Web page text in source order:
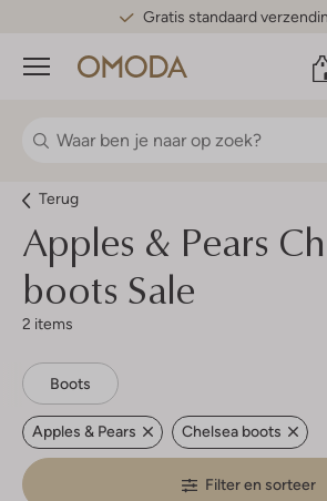
Gratis standaard
Menu
Terug
Apples & Pears
boots Sale
2 items
Boots
Apples & Pears Chelsea boots
Filter en sorteer